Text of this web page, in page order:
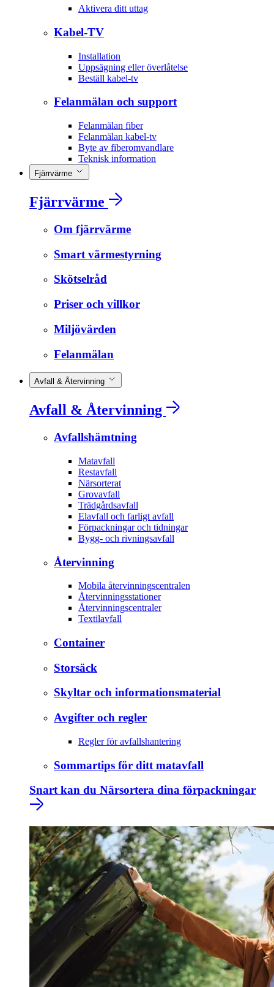
Aktivera ditt uttag
Kabel-TV
Installation
Uppsägning eller överlåtelse
Beställ kabel-tv
Felanmälan och support
Felanmälan fiber
Felanmälan kabel-tv
Byte av fiberomvandlare
Teknisk information
Fjärrvärme
Fjärrvärme
Om fjärrvärme
Smart värmestyrning
Skötselråd
Priser och villkor
Miljövärden
Felanmälan
Avfall & Återvinning
Avfall & Återvinning
Avfallshämtning
Matavfall
Restavfall
Närsorterat
Grovavfall
Trädgårdsavfall
Elavfall och farligt avfall
Förpackningar och tidningar
Bygg- och rivningsavfall
Återvinning
Mobila återvinningscentralen
Återvinningsstationer
Återvinningscentraler
Textilavfall
Container
Storsäck
Skyltar och informationsmaterial
Avgifter och regler
Regler för avfallshantering
Sommartips för ditt matavfall
Snart kan du Närsortera dina förpackningar